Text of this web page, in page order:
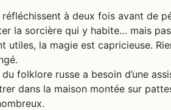
à deux fois avant de
la sorcière qui y habite… mais
utiles, la magie est capricieuse.
folklore russe a besoin d’une
dans la maison montée sur